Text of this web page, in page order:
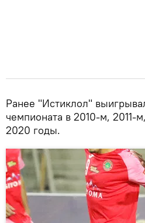
Ранее "Истиклол"
чемпионата в 2010-м, 2011-
2020 годы.